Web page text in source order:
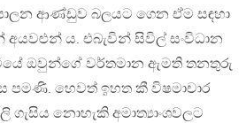
ආණ්ඩුව බලයට ගෙන ඒම සඳහා
ය. එබැවින් සිවිල් සංවිධාන
ඔවුන්ගේ වර්තමාන ඇමති තනතුරු
පමණි. හෙවත් ඉහත කී විෂමාචාර
නොහැකි අමාත්‍යාංශවලට